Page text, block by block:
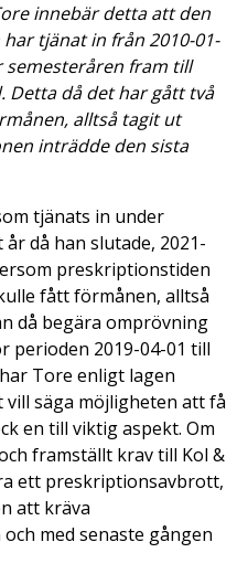
innebär detta att den
tjänat in från 2010-01-
semesteråren fram till
Detta då det har gått två
alltså tagit ut
inträdde den sista
tjänats in under
då han slutade, 2021-
preskriptionstiden
fått förmånen, alltså
då begära omprövning
perioden 2019-04-01 till
Tore enligt lagen
säga möjligheten att få
en till viktig aspekt. Om
framställt krav till Kol &
ett preskriptionsavbrott,
att kräva
med senaste gången